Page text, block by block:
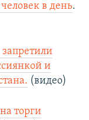
в день.
и
(видео)
торги